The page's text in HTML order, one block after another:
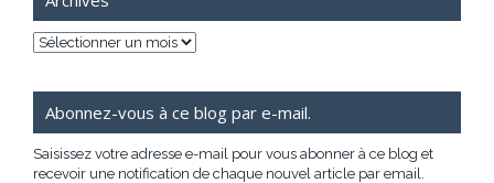
Archives
Abonnez-vous à ce blog par e-mail.
Saisissez votre adresse e-mail pour vous abonner à ce blog et
recevoir une notification de chaque nouvel article par email.